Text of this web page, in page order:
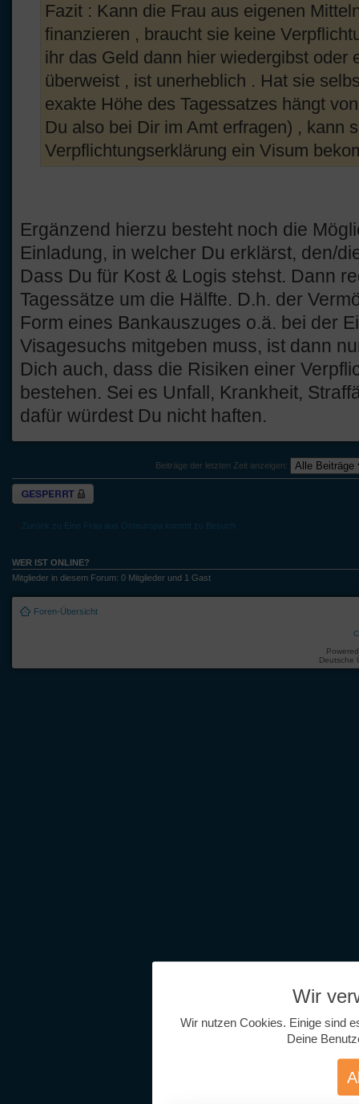
Fazit : Kann die Frau aus eigenen
finanzieren , braucht sie keine
ihr das Geld dann hier wiedergibst oder
überweist , ist unerheblich . Hat sie
exakte Höhe des Tagessatzes hängt
Du also bei Dir im Amt erfragen) , kann
Verpflichtungserklärung ein Visum
Ergänzend hierzu besteht noch die
Einladung, in welcher Du erklärst, den/
Dass Du für Kost & Logis stehst. Dann
Tagessätze um die Hälfte. D.h. der
Form eines Bankauszuges o.ä. bei der
Visagesuchs mitgeben muss, ist dann
Dich auch, dass die Risiken einer
bestehen. Sei es Unfall, Krankheit,
dafür würdest Du nicht haften.
Beiträge der letzten Zeit anzeigen:
Thema gesperrt
Zurück zu Eine Frau aus Osteuropa kommt zu Besuch
WER IST ONLINE?
Mitglieder in diesem Forum: 0 Mitglieder und 1 Gast
Foren-Übersicht
Deutsche
Wir
Wir nutzen Cookies. Einige sind
Deine